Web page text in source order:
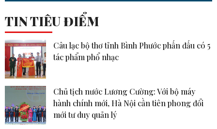
TIN TIÊU ĐIỂM
Câu lạc bộ thơ tỉnh Bình Phước phấn đấu có 5
tác phẩm phổ nhạc
Chủ tịch nước Lương Cường: Với bộ máy
hành chính mới, Hà Nội cần tiên phong đổi
mới tư duy quản lý